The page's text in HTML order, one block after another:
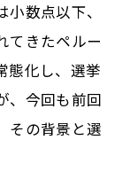
数点以下、
てきたペルー
態化し、選挙
、今回も前回
その背景と選